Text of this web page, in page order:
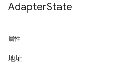
AdapterState
属性
地址